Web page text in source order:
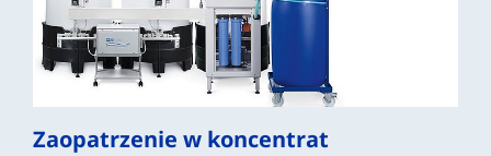
Zaopatrzenie w koncentrat